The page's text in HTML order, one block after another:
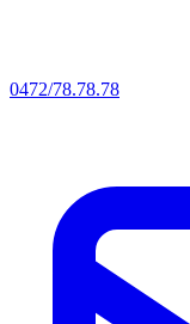
0472/78.78.78